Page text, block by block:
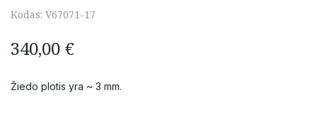
Kodas: V67071-17
340,00 €
Žiedo plotis yra ~ 3 mm.